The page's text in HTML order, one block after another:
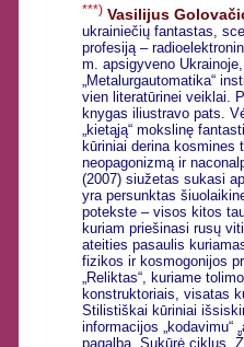
***) Vasilijus
ukrainiečių fantastas,
profesiją –
m. apsigyveno
„Metalurgautomatika“
vien literatūrinei veiklai.
knygas iliustravo pats.
„kietąją“ mokslinę
kūriniai derina
neopagonizmą ir
(2007) siužetas sukasi
yra persunktas
potekste – visos kitos
kuriam priešinasi rusų
ateities pasaulis
fizikos ir kosmogonijos
„Reliktas“, kuriame
konstruktoriais, visatas
Stilistiškai kūriniai
informacijos „kodavimu“
pagalba. Sukūrė ciklus